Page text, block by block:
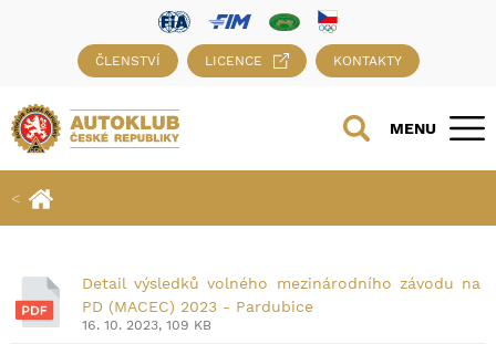
ČLENSTVÍ LICENCE KONTAKTY
MENU
Detail výsledků volného mezinárodního závodu na
PD (MACEC) 2023 - Pardubice
16. 10. 2023, 109 KB